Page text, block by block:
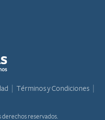
Términos y Condiciones
derechos reservados.